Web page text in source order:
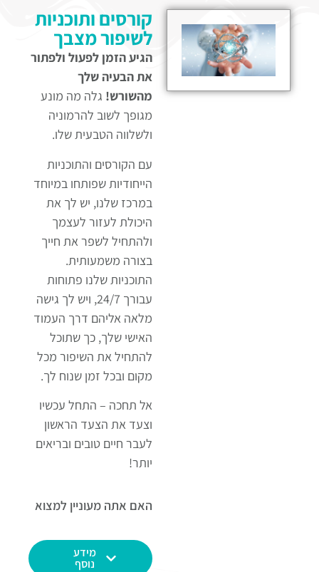
קורסים ותוכניות
לשיפור מצבך
הגיע הזמן לפעול ולפתור
את הבעיה שלך
מהשורש!גלה מה מונע
מגופך לשוב להרמוניה
ולשלווה הטבעית שלו.
עם הקורסים והתוכניות
הייחודיות שפותחו במיוחד
במרכז שלנו, יש לך את
היכולת לעזור לעצמך
ולהתחיל לשפר את חייך
בצורה משמעותית.
התוכניות שלנו פתוחות
עבורך 24/7, ויש לך גישה
מלאה אליהם דרך העמוד
האישי שלך, כך שתוכל
להתחיל את השיפור מכל
מקום ובכל זמן שנוח לך.
אל תחכה – התחל עכשיו
וצעד את הצעד הראשון
לעבר חיים טובים ובריאים
יותר!
האם אתה מעוניין למצוא
להתקדם, להתפתח
ולשדרג את חייך?
מידע
נוסף